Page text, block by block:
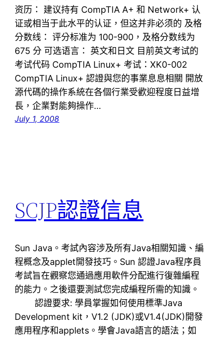
资历： 建议持有 CompTIA A+ 和 Network+ 认
证或相当于此水平的认证，但这并非必须的 及格
分数线： 评分标准为 100-900，及格分数线为
675 分 可选语言： 英文和日文 目前英文考试的
考试代码 CompTIA Linux+ 考试：XK0-002
CompTIA Linux+ 認證與您的事業息息相關 開放
源代碼的操作系統在各個行業受歡迎程度日益增
長，企業對能夠操作…
July 1, 2008
SCJP認證信息
Sun Java。考試內容涉及所有Java相關知識、編
程概念及applet開發技巧。Sun 認證Java程序員
考試旨在觀察您通過應用軟件分配進行復雜編程
的能力。之後還要測試您完成編程所需的知識。
認證要求: 學員掌握如何使用標準Java
Development kit，V1.2 (JDK)或V1.4(JDK)開發
應用程序和applets。學會Java語言的語法；如